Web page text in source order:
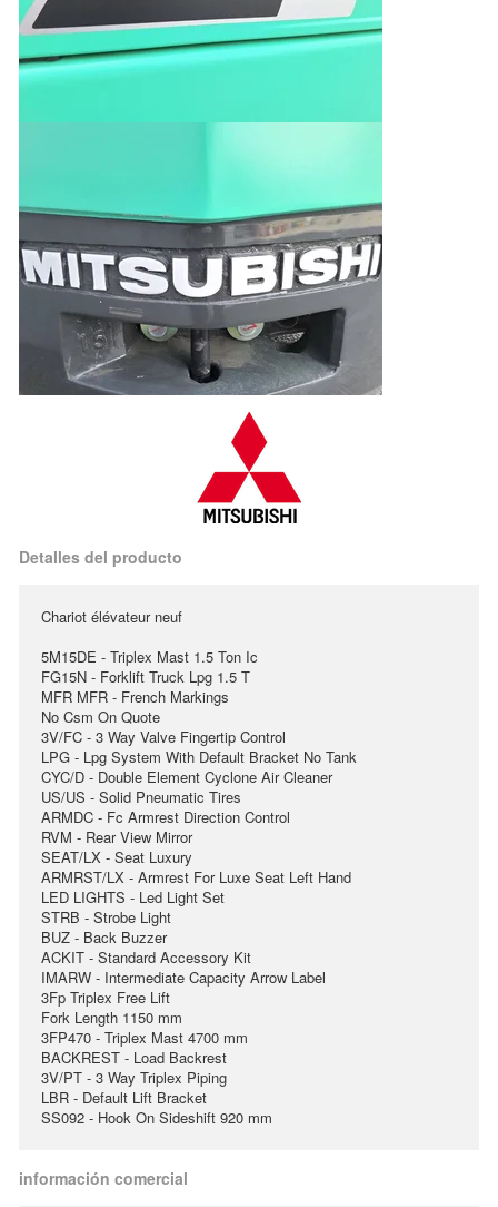
Detalles del producto
Chariot élévateur neuf
5M15DE - Triplex Mast 1.5 Ton Ic
FG15N - Forklift Truck Lpg 1.5 T
MFR MFR - French Markings
No Csm On Quote
3V/FC - 3 Way Valve Fingertip Control
LPG - Lpg System With Default Bracket No Tank
CYC/D - Double Element Cyclone Air Cleaner
US/US - Solid Pneumatic Tires
ARMDC - Fc Armrest Direction Control
RVM - Rear View Mirror
SEAT/LX - Seat Luxury
ARMRST/LX - Armrest For Luxe Seat Left Hand
LED LIGHTS - Led Light Set
STRB - Strobe Light
BUZ - Back Buzzer
ACKIT - Standard Accessory Kit
IMARW - Intermediate Capacity Arrow Label
3Fp Triplex Free Lift
Fork Length 1150 mm
3FP470 - Triplex Mast 4700 mm
BACKREST - Load Backrest
3V/PT - 3 Way Triplex Piping
LBR - Default Lift Bracket
SS092 - Hook On Sideshift 920 mm
información comercial